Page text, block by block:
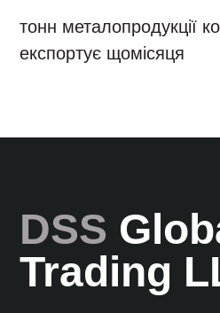
тонн металопродукції
експортує щомісяця
DSS
Trading